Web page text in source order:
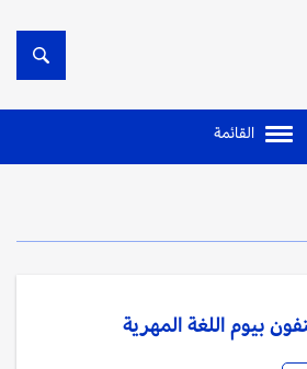
القائمة
بيوم اللغة المهرية